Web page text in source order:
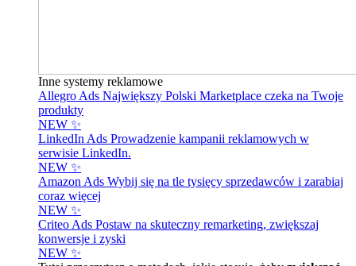
Inne systemy reklamowe
Allegro Ads Największy Polski Marketplace czeka na Twoje
produkty
NEW ✨
LinkedIn Ads Prowadzenie kampanii reklamowych w
serwisie LinkedIn.
NEW ✨
Amazon Ads Wybij się na tle tysięcy sprzedawców i zarabiaj
coraz więcej
NEW ✨
Criteo Ads Postaw na skuteczny remarketing, zwiększaj
konwersje i zyski
NEW ✨